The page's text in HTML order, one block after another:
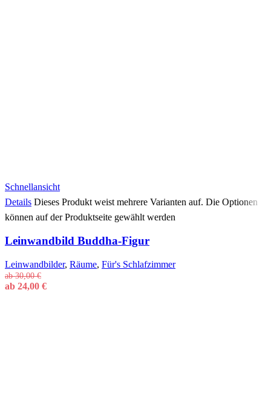
Schnellansicht
Details Dieses Produkt weist mehrere Varianten auf. Die Optionen
können auf der Produktseite gewählt werden
Leinwandbild Buddha-Figur
Leinwandbilder, Räume, Für's Schlafzimmer
ab30,00€
ab 24,00 €